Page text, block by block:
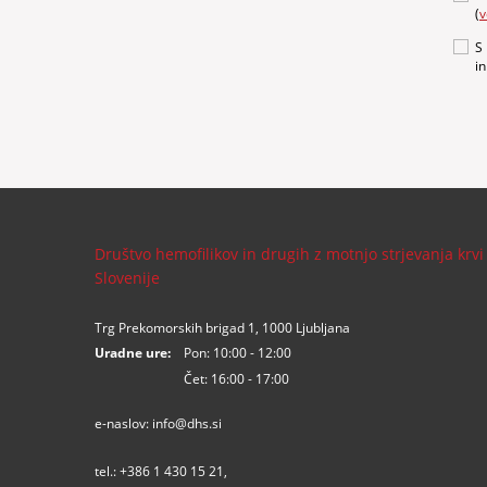
(
S
Društvo hemofilikov in drugih z motnjo strjevanja krvi
Slovenije
Trg Prekomorskih brigad 1, 1000 Ljubljana
Uradne ure:
Pon: 10:00 - 12:00
Čet: 16:00 - 17:00
e-naslov: info@dhs.si
tel.:+386 1 430 15 21,